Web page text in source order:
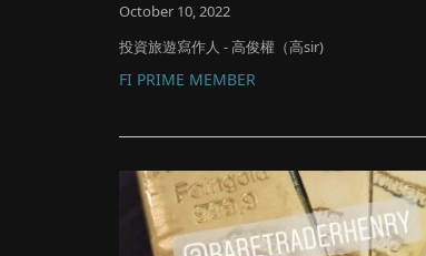
October 10, 2022
投資旅遊寫作人 - 高俊權（高sir)
FI PRIME MEMBER